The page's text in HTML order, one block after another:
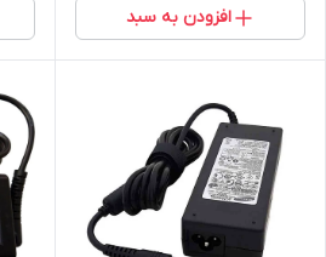
افزودن به سبد